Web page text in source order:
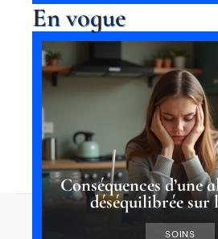
En vogue
Conséquences d’une
déséquilibrée sur
SOINS